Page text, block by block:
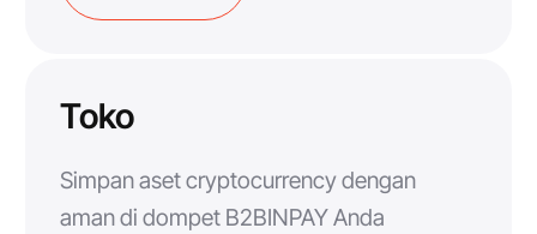
Toko
Simpan aset cryptocurrency dengan
aman di dompet B2BINPAY Anda